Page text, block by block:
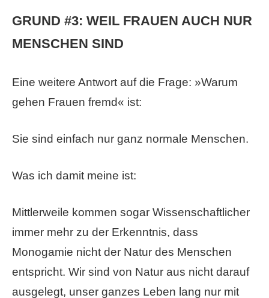
GRUND #3: WEIL FRAUEN AUCH NUR
MENSCHEN SIND
Eine weitere Antwort auf die Frage: »Warum
gehen Frauen fremd« ist:
Sie sind einfach nur ganz normale Menschen.
Was ich damit meine ist:
Mittlerweile kommen sogar Wissenschaftlicher
immer mehr zu der Erkenntnis, dass
Monogamie nicht der Natur des Menschen
entspricht. Wir sind von Natur aus nicht darauf
ausgelegt, unser ganzes Leben lang nur mit